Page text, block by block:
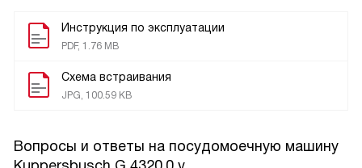
Инструкция по эксплуатации
PDF, 1.76 MB
Схема встраивания
JPG, 100.59 KB
Вопросы и ответы на посудомоечную машину